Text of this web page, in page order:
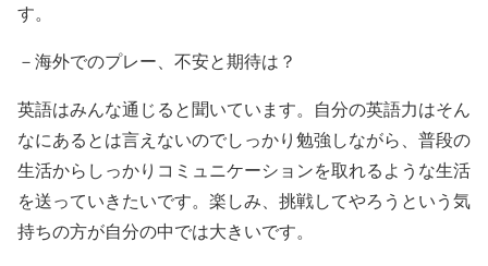
す。
－海外でのプレー、不安と期待は？
英語はみんな通じると聞いています。自分の英語力はそん
なにあるとは言えないのでしっかり勉強しながら、普段の
生活からしっかりコミュニケーションを取れるような生活
を送っていきたいです。楽しみ、挑戦してやろうという気
持ちの方が自分の中では大きいです。